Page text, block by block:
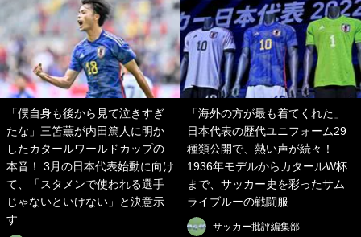
「僕自身も後から見て泣きすぎ
たな」三笘薫が内田篤人に明か
したカタールワールドカップの
本音！ 3月の日本代表始動に向け
て、「スタメンで使われる選手
じゃないといけない」と決意示
す
「海外の方が最も着てくれた」
日本代表の歴代ユニフォーム29
種類公開で、熱い声が続々！
1936年モデルからカタールW杯
まで、サッカー史を彩ったサム
ライブルーの戦闘服
サッカー批評編集部